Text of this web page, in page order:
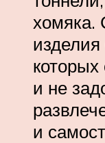
хомяка.
которых
и не
и